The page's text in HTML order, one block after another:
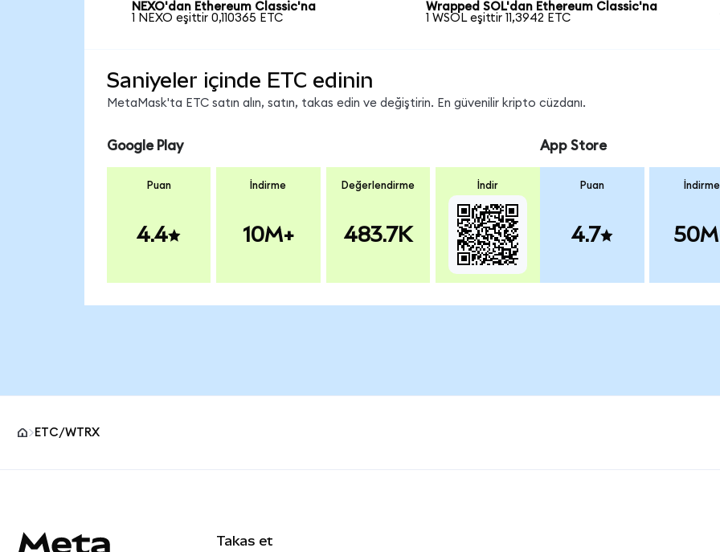
NEXO'dan Ethereum Classic'na
1 NEXO eşittir 0,110365 ETC
Wrapped SOL'dan Ethereum Classic'na
1 WSOL eşittir 11,3942 ETC
Saniyeler içinde ETC edinin
MetaMask'ta ETC satın alın, satın, takas edin ve değiştirin. En güvenilir kripto cüzdanı.
Google Play
Puan
4.4
İndirme
10M+
Değerlendirme
483.7K
İndir
App Store
Puan
4.7
İndirme
ETC/WTRX
Takas et